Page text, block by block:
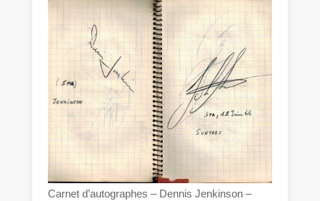
Carnet d’autographes – Dennis Jenkinson –